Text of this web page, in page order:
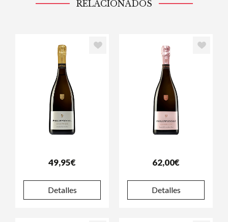
RELACIONADOS
49,95€
Detalles
62,00€
Detalles